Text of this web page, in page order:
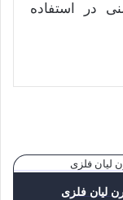
در استفاده
لیان فلزی